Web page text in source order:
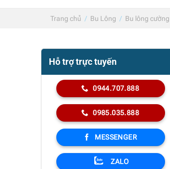
Trang chủ / Bu Lông / Bu lông
Hỗ trợ trực tuyến
0944.707.888
0985.035.888
MESSENGER
ZALO